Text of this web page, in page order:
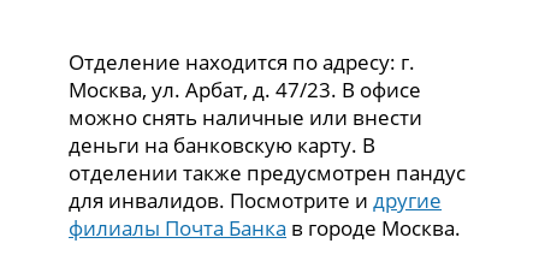
Отделение находится по адресу: г.
Москва, ул. Арбат, д. 47/23. В офисе
можно снять наличные или внести
деньги на банковскую карту. В
отделении также предусмотрен пандус
для инвалидов. Посмотрите идругие
филиалы Почта Банка в городе Москва.